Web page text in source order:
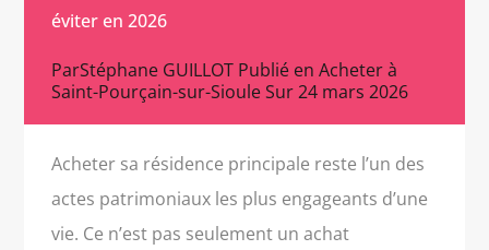
éviter en 2026
ParStéphane GUILLOT Publié enAcheter à
Saint-Pourçain-sur-SiouleSur24 mars 2026
Acheter sa résidence principale reste l’un des
actes patrimoniaux les plus engageants d’une
vie. Ce n’est pas seulement un achat